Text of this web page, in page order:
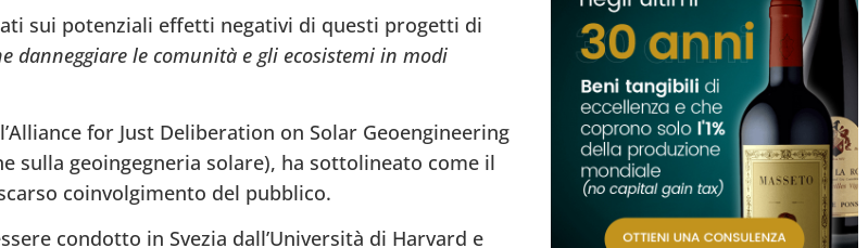
sui potenziali effetti negativi di questi progetti di
danneggiare le comunità e gli ecosistemi in modi
for Just Deliberation on Solar Geoengineering
sulla geoingegneria solare), ha sottolineato come il
coinvolgimento del pubblico.
condotto in Svezia dall’Università di Harvard e